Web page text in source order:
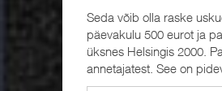
Seda võib olla raske
päevakulu 500 eurot ja
üksnes Helsingis 2000.
annetajatest. See on